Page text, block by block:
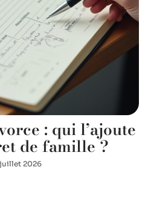
: qui l’ajoute
de famille ?
2026